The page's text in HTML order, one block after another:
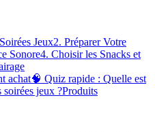
Jeux2. Préparer Votre
Sonore4. Choisir les Snacks et
achat🧠 Quiz rapide : Quelle est
soirées jeux ?Produits